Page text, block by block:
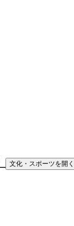
文化・スポーツを開く